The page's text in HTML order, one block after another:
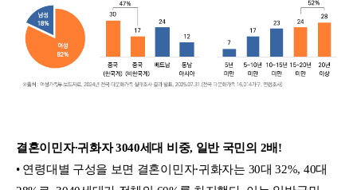
결혼이민자∙귀화자 3040세대 비중, 일반 국민의 2배!
• 연령대별 구성을 보면 결혼이민자∙귀화자는 30대 32%, 40대